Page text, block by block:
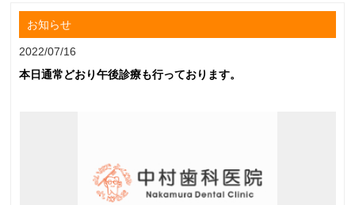
お知らせ
2022/07/16
本日通常どおり午後診療も行っております。